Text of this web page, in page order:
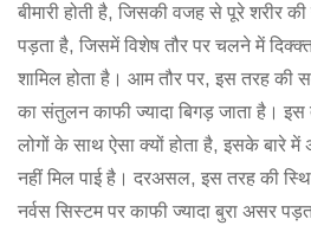
बीमारी होती है, जिसकी वजह से पूरे शरीर की
पड़ता है, जिसमें विशेष तौर पर चलने में
शामिल होता है। आम तौर पर, इस तरह की
का संतुलन काफी ज्यादा बिगड़ जाता है।
लोगों के साथ ऐसा क्यों होता है, इसके बारे
नहीं मिल पाई है। दरअसल, इस तरह की
नर्वस सिस्टम पर काफी ज्यादा बुरा असर